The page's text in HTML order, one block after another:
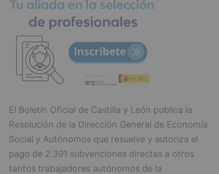
El Boletín Oficial de Castilla y León publica la
Resolución de la Dirección General de Economía
Social y Autónomos que resuelve y autoriza el
pago de 2.391 subvenciones directas a otros
tantos trabajadores autónomos de la